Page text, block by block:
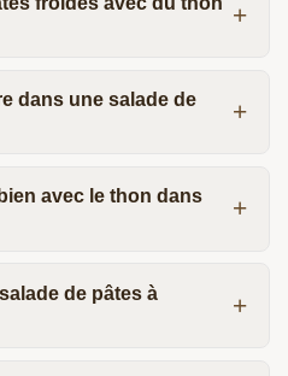
dans une salade de
avec le thon dans
de pâtes à